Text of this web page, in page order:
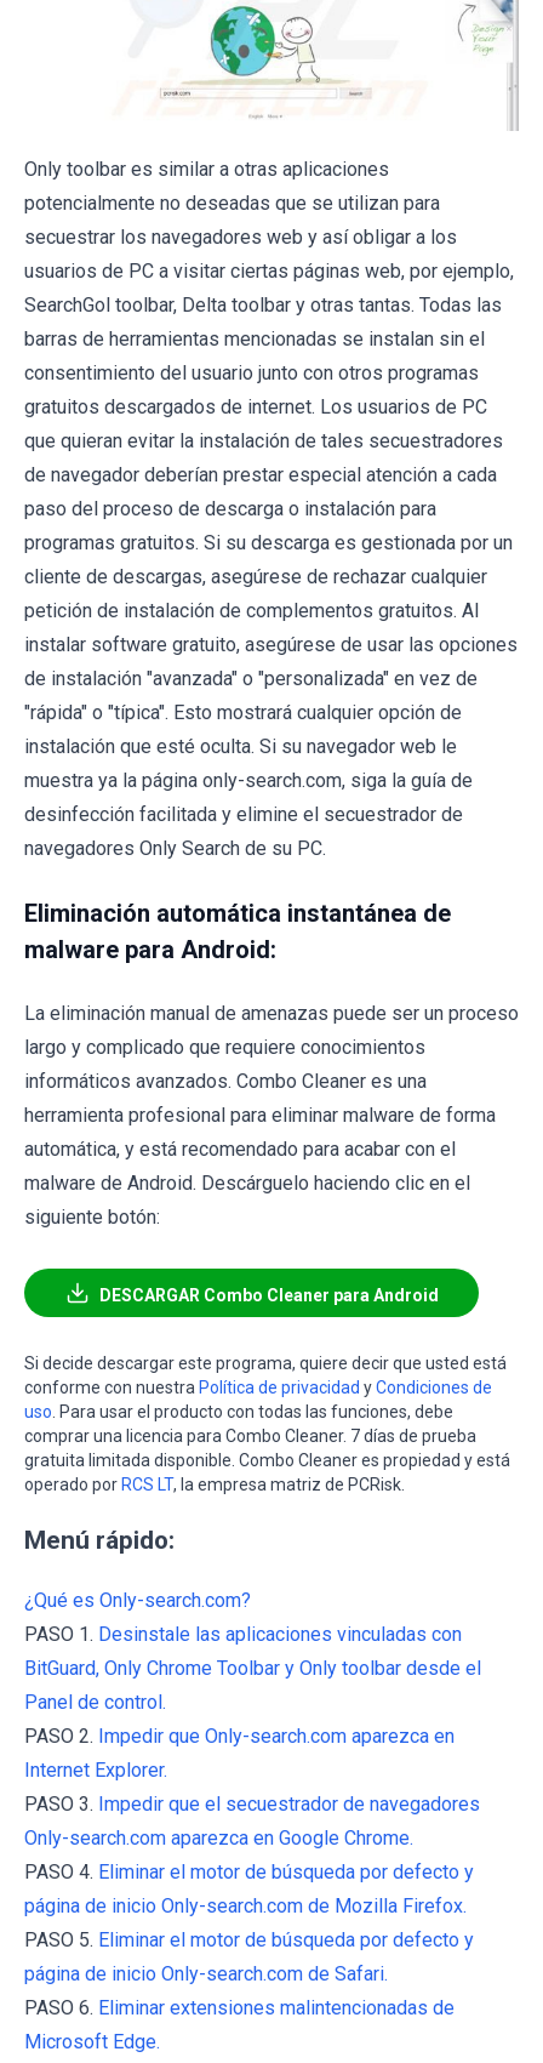
Only toolbar es similar a otras aplicaciones
potencialmente no deseadas que se utilizan para
secuestrar los navegadores web y así obligar a los
usuarios de PC a visitar ciertas páginas web, por ejemplo,
SearchGol toolbar, Delta toolbar y otras tantas. Todas las
barras de herramientas mencionadas se instalan sin el
consentimiento del usuario junto con otros programas
gratuitos descargados de internet. Los usuarios de PC
que quieran evitar la instalación de tales secuestradores
de navegador deberían prestar especial atención a cada
paso del proceso de descarga o instalación para
programas gratuitos. Si su descarga es gestionada por un
cliente de descargas, asegúrese de rechazar cualquier
petición de instalación de complementos gratuitos. Al
instalar software gratuito, asegúrese de usar las opciones
de instalación "avanzada" o "personalizada" en vez de
"rápida" o "típica". Esto mostrará cualquier opción de
instalación que esté oculta. Si su navegador web le
muestra ya la página only-search.com, siga la guía de
desinfección facilitada y elimine el secuestrador de
navegadores Only Search de su PC.
Eliminación automática instantánea de
malware para Android:
La eliminación manual de amenazas puede ser un proceso
largo y complicado que requiere conocimientos
informáticos avanzados. Combo Cleaner es una
herramienta profesional para eliminar malware de forma
automática, y está recomendado para acabar con el
malware de Android. Descárguelo haciendo clic en el
siguiente botón:
DESCARGAR Combo Cleaner para Android
Si decide descargar este programa, quiere decir que usted está
conforme con nuestra Política de privacidad yCondiciones de
uso. Para usar el producto con todas las funciones, debe
comprar una licencia para Combo Cleaner. 7 días de prueba
gratuita limitada disponible. Combo Cleaner es propiedad y está
operado por RCS LT, la empresa matriz de PCRisk.
Menú rápido:
¿Qué es Only-search.com?
PASO 1. Desinstale las aplicaciones vinculadas con
BitGuard, Only Chrome Toolbar y Only toolbar desde el
Panel de control.
PASO 2. Impedir que Only-search.com aparezca en
Internet Explorer.
PASO 3. Impedir que el secuestrador de navegadores
Only-search.com aparezca en Google Chrome.
PASO 4. Eliminar el motor de búsqueda por defecto y
página de inicio Only-search.com de Mozilla Firefox.
PASO 5. Eliminar el motor de búsqueda por defecto y
página de inicio Only-search.com de Safari.
PASO 6. Eliminar extensiones malintencionadas de
Microsoft Edge.